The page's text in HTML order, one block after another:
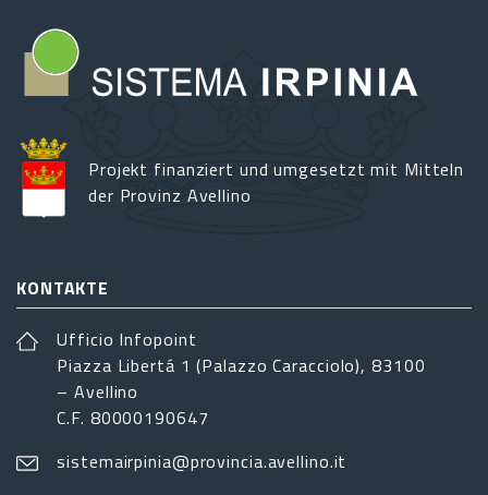
Projekt finanziert und umgesetzt mit Mitteln
der Provinz Avellino
KONTAKTE
Ufficio Infopoint
Piazza Libertá 1 (Palazzo Caracciolo), 83100
– Avellino
C.F. 80000190647
sistemairpinia@provincia.avellino.it